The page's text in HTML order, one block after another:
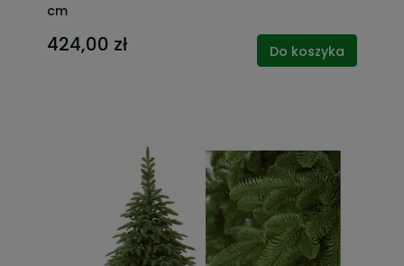
cm
424,00 zł Do koszyka